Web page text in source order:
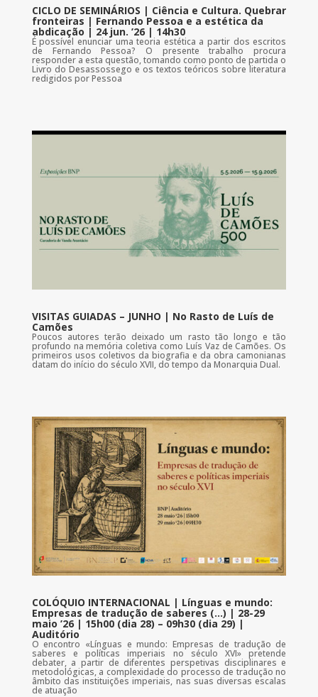
CICLO DE SEMINÁRIOS | Ciência e Cultura. Quebrar
fronteiras | Fernando Pessoa e a estética da
abdicação | 24 jun. ’26 | 14h30
É possível enunciar uma teoria estética a partir dos escritos
de Fernando Pessoa? O presente trabalho procura
responder a esta questão, tomando como ponto de partida o
Livro do Desassossego e os textos teóricos sobre literatura
redigidos por Pessoa
VISITAS GUIADAS – JUNHO | No Rasto de Luís de
Camões
Poucos autores terão deixado um rasto tão longo e tão
profundo na memória coletiva como Luís Vaz de Camões. Os
primeiros usos coletivos da biografia e da obra camonianas
datam do início do século XVII, do tempo da Monarquia Dual.
COLÓQUIO INTERNACIONAL | Línguas e mundo:
Empresas de tradução de saberes (…) | 28-29
maio ’26 | 15h00 (dia 28) – 09h30 (dia 29) |
Auditório
O encontro «Línguas e mundo: Empresas de tradução de
saberes e políticas imperiais no século XVI» pretende
debater, a partir de diferentes perspetivas disciplinares e
metodológicas, a complexidade do processo de tradução no
âmbito das instituições imperiais, nas suas diversas escalas
de atuação